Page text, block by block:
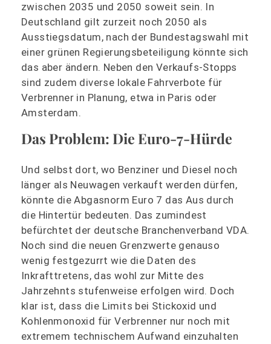
zwischen 2035 und 2050 soweit sein. In
Deutschland gilt zurzeit noch 2050 als
Ausstiegsdatum, nach der Bundestagswahl mit
einer grünen Regierungsbeteiligung könnte sich
das aber ändern. Neben den Verkaufs-Stopps
sind zudem diverse lokale Fahrverbote für
Verbrenner in Planung, etwa in Paris oder
Amsterdam.
Das Problem: Die Euro-7-Hürde
Und selbst dort, wo Benziner und Diesel noch
länger als Neuwagen verkauft werden dürfen,
könnte die Abgasnorm Euro 7 das Aus durch
die Hintertür bedeuten. Das zumindest
befürchtet der deutsche Branchenverband VDA.
Noch sind die neuen Grenzwerte genauso
wenig festgezurrt wie die Daten des
Inkrafttretens, das wohl zur Mitte des
Jahrzehnts stufenweise erfolgen wird. Doch
klar ist, dass die Limits bei Stickoxid und
Kohlenmonoxid für Verbrenner nur noch mit
extremem technischem Aufwand einzuhalten